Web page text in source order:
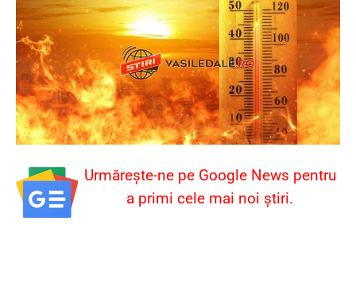
Urmărește-ne pe Google News pentru
a primi cele mai noi știri.